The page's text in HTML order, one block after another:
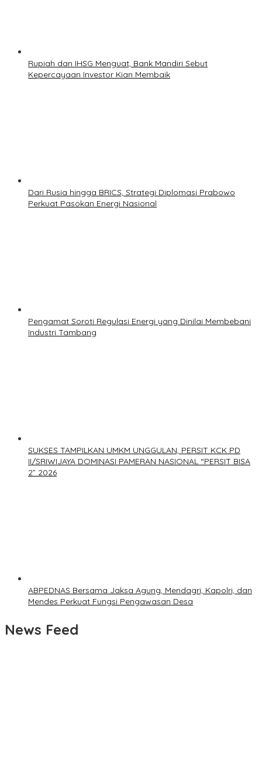
Rupiah dan IHSG Menguat, Bank Mandiri Sebut
Kepercayaan Investor Kian Membaik
Dari Rusia hingga BRICS, Strategi Diplomasi Prabowo
Perkuat Pasokan Energi Nasional
Pengamat Soroti Regulasi Energi yang Dinilai Membebani
Industri Tambang
SUKSES TAMPILKAN UMKM UNGGULAN, PERSIT KCK PD
II/SRIWIJAYA DOMINASI PAMERAN NASIONAL “PERSIT BISA
2” 2026
ABPEDNAS Bersama Jaksa Agung, Mendagri, Kapolri, dan
Mendes Perkuat Fungsi Pengawasan Desa
News Feed